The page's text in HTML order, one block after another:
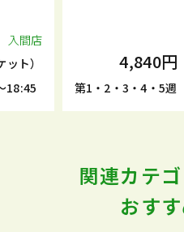
入間店
ト）
4,840円
第1・2・3・4・5週
関連カテ
おす